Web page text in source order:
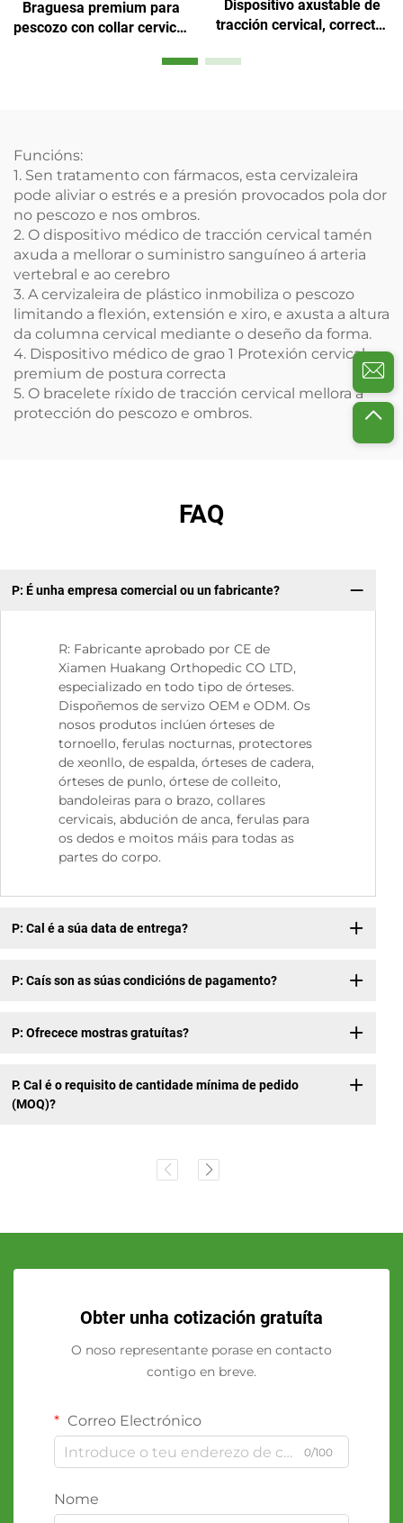
Braguesa premium para
pescozo con collar cervical
Dispositivo axustable de
tracción cervical, corrector
Funcións:
1. Sen tratamento con fármacos, esta cervizaleira
pode aliviar o estrés e a presión provocados pola dor
no pescozo e nos ombros.
2. O dispositivo médico de tracción cervical tamén
axuda a mellorar o suministro sanguíneo á arteria
vertebral e ao cerebro
3. A cervizaleira de plástico inmobiliza o pescozo
limitando a flexión, extensión e xiro, e axusta a altura
da columna cervical mediante o deseño da forma.
4. Dispositivo médico de grao 1 Protexión cervical
premium de postura correcta
5. O bracelete ríxido de tracción cervical mellora a
protección do pescozo e ombros.
FAQ
P: É unha empresa comercial ou un fabricante?
R: Fabricante aprobado por CE de
Xiamen Huakang Orthopedic CO LTD,
especializado en todo tipo de órteses.
Dispoñemos de servizo OEM e ODM. Os
nosos produtos inclúen órteses de
tornoello, ferulas nocturnas, protectores
de xeonllo, de espalda, órteses de cadera,
órteses de punlo, órtese de colleito,
bandoleiras para o brazo, collares
cervicais, abdución de anca, ferulas para
os dedos e moitos máis para todas as
partes do corpo.
P: Cal é a súa data de entrega?
P: Caís son as súas condicións de pagamento?
P: Ofrecece mostras gratuítas?
P. Cal é o requisito de cantidade mínima de pedido
(MOQ)?
Obter unha cotización gratuíta
O noso representante porase en contacto
contigo en breve.
Correo Electrónico
0/100
Nome